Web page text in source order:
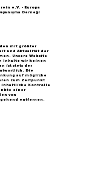
e.V. - Europa
Derneği
mit größter
und Aktualität der
Unsere Website
Inhalte wir keinen
ist stets der
Die
auf mögliche
zum Zeitpunkt
inhaltliche Kontrolle
einer
von
entfernen.